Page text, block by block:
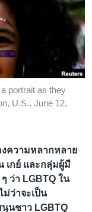
portrait as they
U.S., June 12,
งความหลากหลาย
เกย์ และกลุ่มผู้มี
ว่า LGBTQ ใน
ม่ว่าจะเป็น
นชาว LGBTQ